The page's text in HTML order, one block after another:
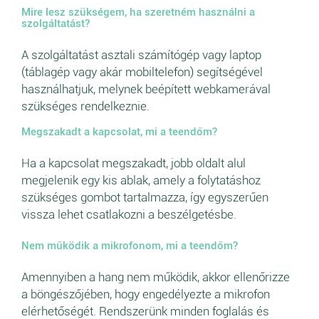
Mire lesz szükségem, ha szeretném használni a
szolgáltatást?
A szolgáltatást asztali számítógép vagy laptop
(táblagép vagy akár mobiltelefon) segítségével
használhatjuk, melynek beépített webkamerával
szükséges rendelkeznie.
Megszakadt a kapcsolat, mi a teendőm?
Ha a kapcsolat megszakadt, jobb oldalt alul
megjelenik egy kis ablak, amely a folytatáshoz
szükséges gombot tartalmazza, így egyszerűen
vissza lehet csatlakozni a beszélgetésbe.
Nem működik a mikrofonom, mi a teendőm?
Amennyiben a hang nem működik, akkor ellenőrizze
a böngészőjében, hogy engedélyezte a mikrofon
elérhetőségét. Rendszerünk minden foglalás és